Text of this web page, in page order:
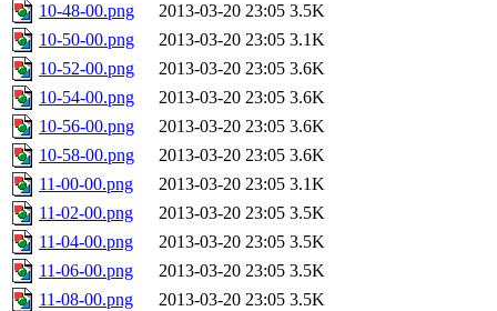
10-48-00.png
2013-03-20 23:05 3.5K
10-50-00.png
2013-03-20 23:05 3.1K
10-52-00.png
2013-03-20 23:05 3.6K
10-54-00.png
2013-03-20 23:05 3.6K
10-56-00.png
2013-03-20 23:05 3.6K
10-58-00.png
2013-03-20 23:05 3.6K
11-00-00.png
2013-03-20 23:05 3.1K
11-02-00.png
2013-03-20 23:05 3.5K
11-04-00.png
2013-03-20 23:05 3.5K
11-06-00.png
2013-03-20 23:05 3.5K
11-08-00.png
2013-03-20 23:05 3.5K